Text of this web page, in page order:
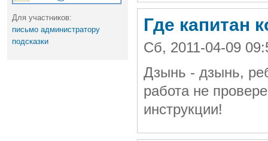
Для участников:
письмо администратору
подсказки
Где капитан
Сб, 2011-04-09
Дзынь - дзынь,
работа не
инструкции!